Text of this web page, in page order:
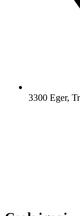
3300 Eger,